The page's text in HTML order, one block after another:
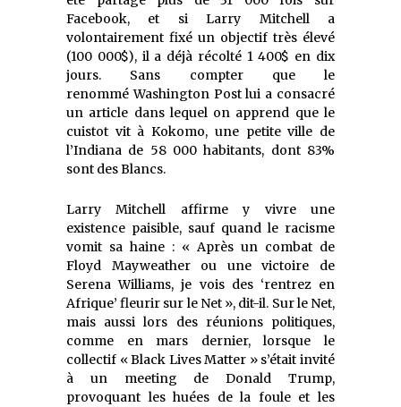
Facebook, et si Larry Mitchell a
volontairement fixé un objectif très élevé
(100 000$), il a déjà récolté 1 400$ en dix
jours. Sans compter que le
renommé Washington Post lui a consacré
un article dans lequel on apprend que le
cuistot vit à Kokomo, une petite ville de
l’Indiana de 58 000 habitants, dont 83%
sont des Blancs.
Larry Mitchell affirme y vivre une
existence paisible, sauf quand le racisme
vomit sa haine : « Après un combat de
Floyd Mayweather ou une victoire de
Serena Williams, je vois des ‘rentrez en
Afrique’ fleurir sur le Net », dit-il. Sur le Net,
mais aussi lors des réunions politiques,
comme en mars dernier, lorsque le
collectif « Black Lives Matter » s’était invité
à un meeting de Donald Trump,
provoquant les huées de la foule et les